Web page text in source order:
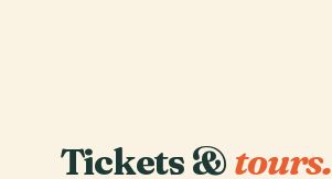
Tickets &tours.